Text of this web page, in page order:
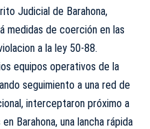
Judicial de Barahona,
medidas de coerción en las
a la ley 50-88.
equipos operativos de la
seguimiento a una red de
interceptaron próximo a
Barahona, una lancha rápida